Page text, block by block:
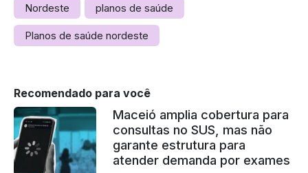
Nordeste planos de saúde
Planos de saúde nordeste
Recomendado para você
Maceió amplia cobertura para
consultas no SUS, mas não
garante estrutura para
atender demanda por exames